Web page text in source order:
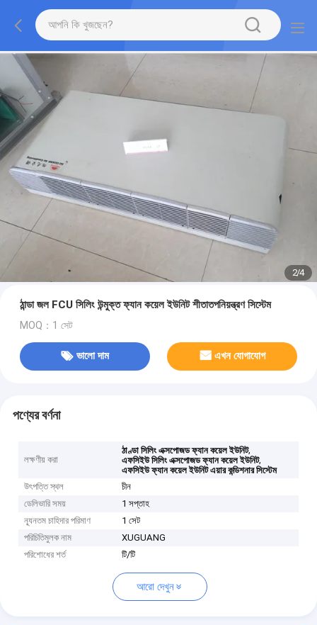
2/4
ঠান্ডা জল FCU সিলিং উন্মুক্ত ফ্যান কয়েল ইউনিট শীতাতপনিয়ন্ত্রণ সিস্টেম
MOQ：1 সেট
ভালো দাম এখন যোগাযোগ
পণ্যের বর্ণনা
লক্ষণীয় করা
ঠাণ্ডা সিলিং এক্সপোজড ফ্যান কয়েল ইউনিট,
এফসিইউ সিলিং এক্সপোজড ফ্যান কয়েল ইউনিট,
এফসিইউ ফ্যান কয়েল ইউনিট এয়ার কন্ডিশনার সিস্টেম
উৎপত্তি স্থল
চীন
ডেলিভারি সময়
1 সপ্তাহ
ন্যূনতম চাহিদার পরিমাণ
1 সেট
পরিচিতিমুলক নাম
XUGUANG
পরিশোধের শর্ত
টি/টি
আরো দেখুন